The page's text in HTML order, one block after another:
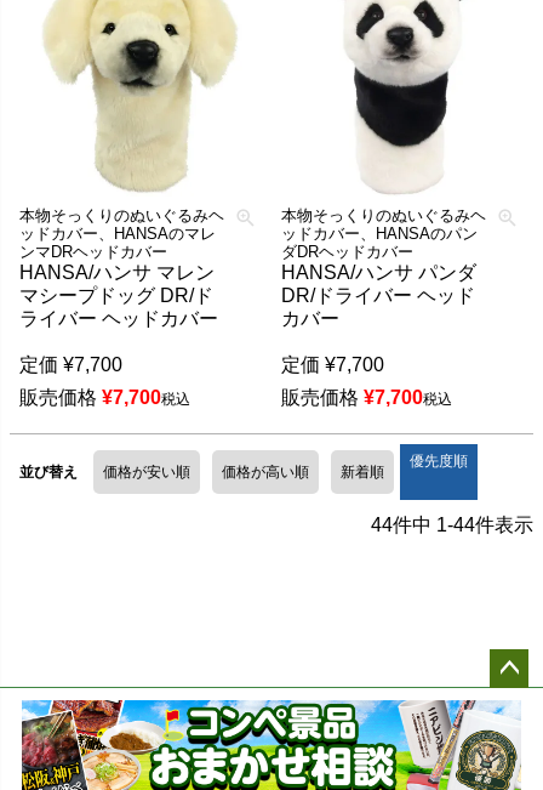
本物そっくりのぬいぐるみヘ
ッドカバー、HANSAのマレ
ンマDRヘッドカバー
HANSA/ハンサ マレン
マシープドッグ DR/ド
ライバー ヘッドカバー
定価 ¥7,700
販売価格 ¥7,700税込
本物そっくりのぬいぐるみヘ
ッドカバー、HANSAのパン
ダDRヘッドカバー
HANSA/ハンサ パンダ
DR/ドライバー ヘッド
カバー
定価 ¥7,700
販売価格 ¥7,700税込
並び替え 価格が安い順 価格が高い順 新着順
優先度順
44件中 1-44件表示
ペー
ジト
ップ